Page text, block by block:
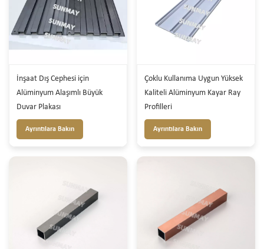
İnşaat Dış Cephesi için
Alüminyum Alaşımlı Büyük
Duvar Plakası
Ayrıntılara Bakın
Çoklu Kullanıma Uygun Yüksek
Kaliteli Alüminyum Kayar Ray
Profilleri
Ayrıntılara Bakın